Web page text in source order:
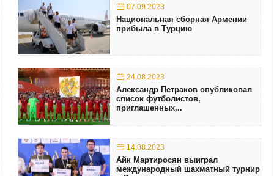
07.09.2023
Национальная сборная Армении
прибыла в Турцию
24.08.2023
Александр Петраков опубликовал
список футболистов,
приглашенных...
14.08.2023
Айк Мартиросян выиграл
международный шахматный турнир